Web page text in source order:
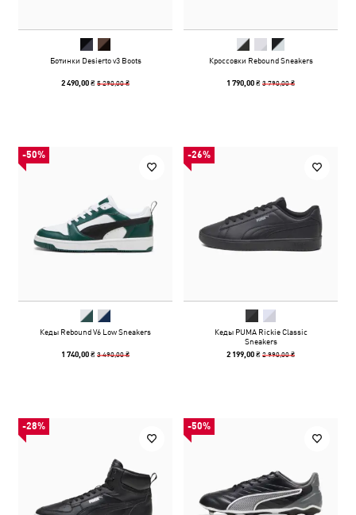
Ботинки Desierto v3 Boots
2 490,00 ₴5 290,00 ₴
Кроссовки Rebound Sneakers
1 790,00 ₴3 790,00 ₴
-50%
Кеды Rebound V6 Low Sneakers
1 740,00 ₴3 490,00 ₴
-26%
Кеды PUMA Rickie Classic
Sneakers
2 199,00 ₴2 990,00 ₴
-28% -50%